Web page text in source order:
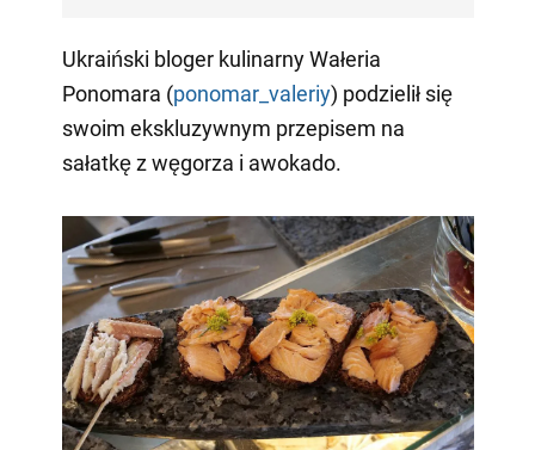
Ukraiński bloger kulinarny Wałeria
Ponomara (ponomar_valeriy) podzielił się
swoim ekskluzywnym przepisem na
sałatkę z węgorza i awokado.